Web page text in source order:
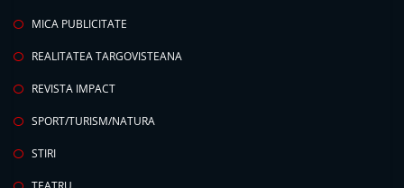
MICA PUBLICITATE
REALITATEA TARGOVISTEANA
REVISTA IMPACT
SPORT/TURISM/NATURA
STIRI